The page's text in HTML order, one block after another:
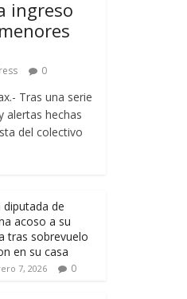
ingreso
0
Tras una serie
alertas hechas
del colectivo
diputada de
acoso a su
tras sobrevuelo
en su casa
7, 2026 0